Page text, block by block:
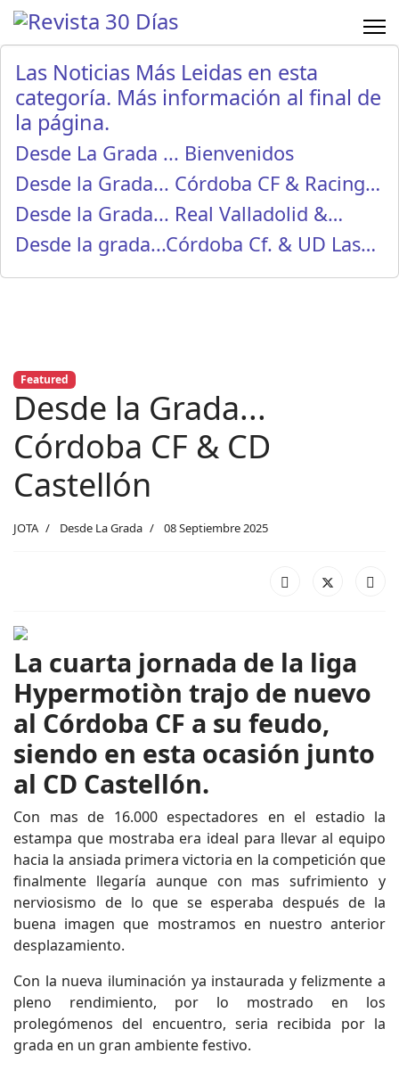
Las Noticias Más Leidas en esta
categoría. Más información al final de
la página.
Desde La Grada ... Bienvenidos
Desde la Grada... Córdoba CF & Racing…
Desde la Grada... Real Valladolid &…
Desde la grada...Córdoba Cf. & UD Las…
Featured
Desde la Grada...
Córdoba CF & CD
Castellón
JOTA Desde La Grada 08 Septiembre 2025
La cuarta jornada de la liga
Hypermotiòn trajo de nuevo
al Córdoba CF a su feudo,
siendo en esta ocasión junto
al CD Castellón.
Con mas de 16.000 espectadores en el estadio la
estampa que mostraba era ideal para llevar al equipo
hacia la ansiada primera victoria en la competición que
finalmente llegaría aunque con mas sufrimiento y
nerviosismo de lo que se esperaba después de la
buena imagen que mostramos en nuestro anterior
desplazamiento.
Con la nueva iluminación ya instaurada y felizmente a
pleno rendimiento, por lo mostrado en los
prolegómenos del encuentro, seria recibida por la
grada en un gran ambiente festivo.